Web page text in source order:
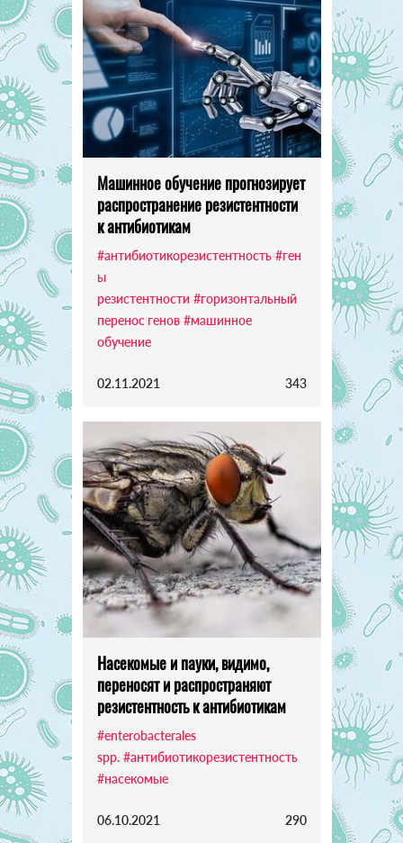
Машинное обучение прогнозирует
распространение резистентности
к антибиотикам
#антибиотикорезистентность #ген
ы
резистентности #горизонтальный
перенос генов #машинное
обучение
02.11.2021 343
Насекомые и пауки, видимо,
переносят и распространяют
резистентность к антибиотикам
#enterobacterales
spp. #антибиотикорезистентность
#насекомые
06.10.2021 290